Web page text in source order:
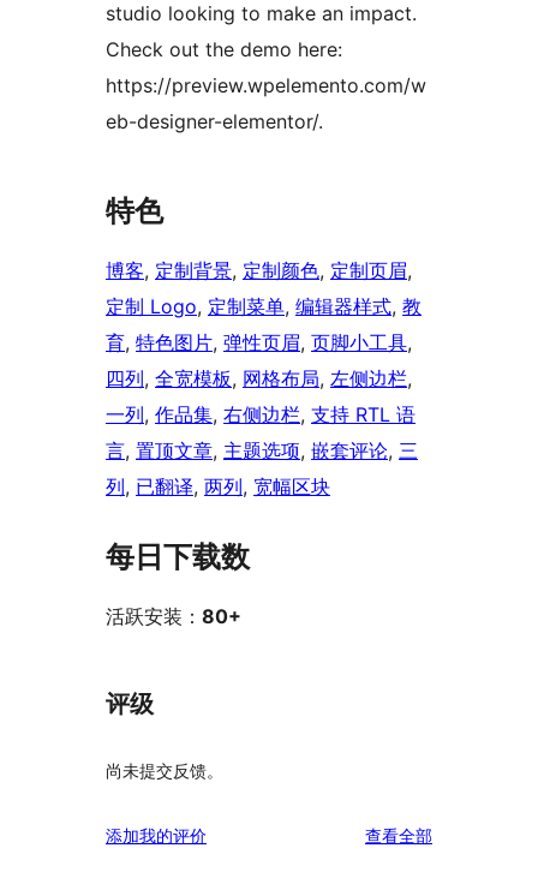
studio looking to make an impact.
Check out the demo here:
https://preview.wpelemento.com/w
eb-designer-elementor/.
特色
博客, 定制背景, 定制颜色, 定制页眉
定制 Logo, 定制菜单, 编辑器样式, 教
育, 特色图片, 弹性页眉, 页脚小工具
四列, 全宽模板, 网格布局, 左侧边栏
一列, 作品集, 右侧边栏, 支持 RTL 语
言, 置顶文章, 主题选项, 嵌套评论, 三
列, 已翻译, 两列, 宽幅区块
每日下载数
活跃安装： 80+
评级
尚未提交反馈。
添加我的评价 查看全部评